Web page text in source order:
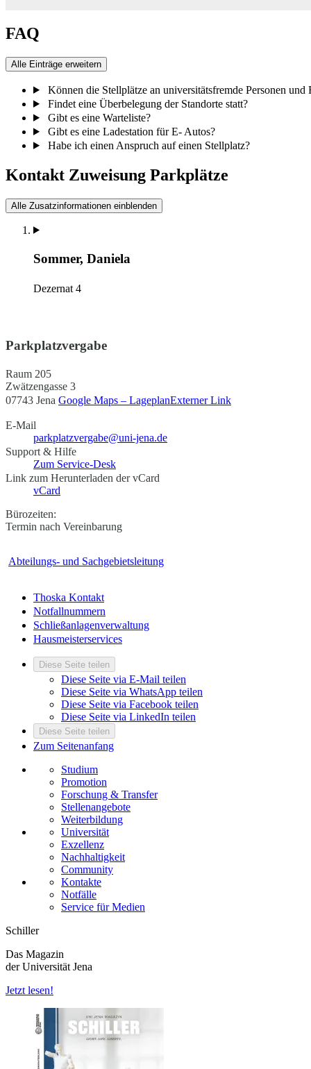
FAQ
Alle Einträge erweitern
Können die Stellplätze an universitätsfremde Personen und
Findet eine Überbelegung der Standorte statt?
Gibt es eine Warteliste?
Gibt es eine Ladestation für E- Autos?
Habe ich einen Anspruch auf einen Stellplatz?
Kontakt Zuweisung Parkplätze​
Alle Zusatzinformationen einblenden
Sommer, Daniela
Dezernat 4
Parkplatzvergabe
Raum 205
Zwätzengasse 3
07743 Jena Google Maps – LageplanExterner Link
E-Mail
parkplatzvergabe@uni-jena.de
Support & Hilfe
Zum Service-Desk
Link zum Herunterladen der vCard
vCard
Bürozeiten:
Termin nach Vereinbarung
Abteilungs- und Sachgebietsleitung
Thoska Kontakt
Notfallnummern
Schließanlagenverwaltung
Hausmeisterservices
Diese Seite teilen
Diese Seite via E-Mail teilen
Diese Seite via WhatsApp teilen
Diese Seite via Facebook teilen
Diese Seite via LinkedIn teilen
Diese Seite teilen
Zum Seitenanfang
Studium
Promotion
Forschung & Transfer
Stellenangebote
Weiterbildung
Universität
Exzellenz
Nachhaltigkeit
Community
Kontakte
Notfälle
Service für Medien
Schiller
Das Magazin
der Universität Jena
Jetzt lesen!